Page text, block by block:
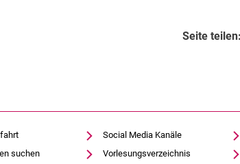
Seite teilen:
suchen
Social Media Kanäle
Vorlesungsverzeichnis